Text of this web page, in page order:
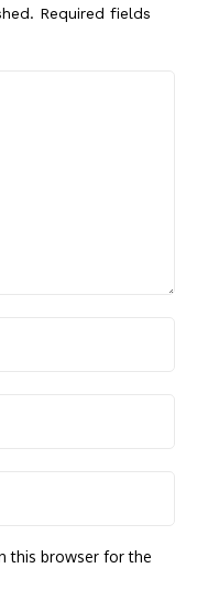
Required fields
this browser for the